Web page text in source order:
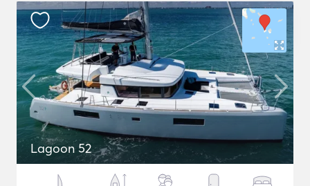
Lagoon 52